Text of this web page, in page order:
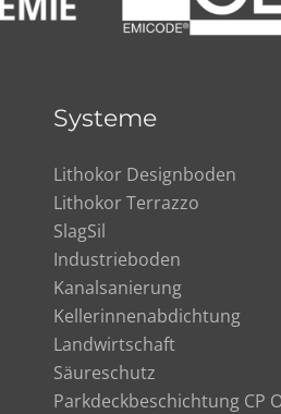
Systeme
Lithokor Designboden
Lithokor Terrazzo
SlagSil
Industrieboden
Kanalsanierung
Kellerinnenabdichtung
Landwirtschaft
Säureschutz
Parkdeckbeschichtung CP